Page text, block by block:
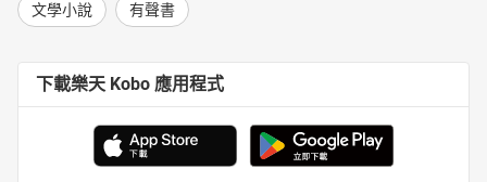
文學小說 有聲書
下載樂天 Kobo 應用程式